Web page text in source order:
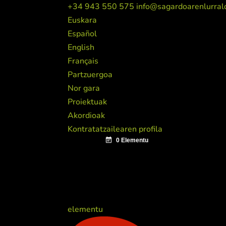
+34 943 550 575
Euskara
Español
English
Français
Partzuergoa
Nor gara
Proiektuak
Akordioak
Kontratatzailearen profila
elementu